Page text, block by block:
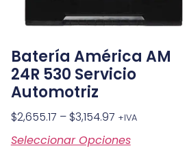
Batería América AM
24R 530 Servicio
Automotriz
$2,655.17 – $3,154.97 +IVA
Seleccionar Opciones